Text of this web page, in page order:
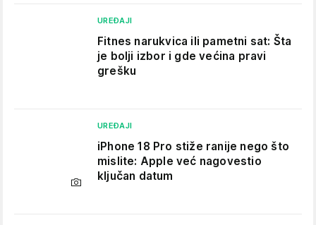
UREĐAJI
Fitnes narukvica ili pametni sat: Šta
je bolji izbor i gde većina pravi
grešku
UREĐAJI
iPhone 18 Pro stiže ranije nego što
mislite: Apple već nagovestio
ključan datum